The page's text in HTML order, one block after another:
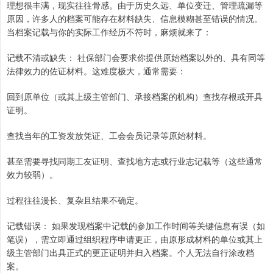
理想很丰满，现实往往骨感。由于历史久远、单位变迁、管理疏漏等
原因，许多人的档案可能存在材料缺失、信息模糊甚至错误的情况。
当档案记载与你的实际工作经历不符时，麻烦就来了：
记载不清或缺失： 社保部门会要求你提供原始档案以外的、具有同等
法律效力的佐证材料。这难度极大，通常需要：
回到原单位（或其上级主管部门、承接档案的机构）查找存根或开具
证明。
查找当年的工资发放凭证、工会会员记录等原始材料。
甚至需要寻找同期工友证明、查找地方志或行业志记载等（这些通常
效力较弱）。
过程往往漫长、复杂且结果不确定。
记载错误： 如果发现档案中记载的参加工作时间等关键信息有误（如
笔误），需立即通过组织程序申请更正，由原形成材料的单位或其上
级主管部门出具正式的更正证明并归入档案。个人无法自行涂改档
案。